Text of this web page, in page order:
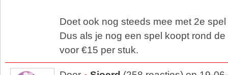
Doet ook nog steeds mee met 2e
Dus als je nog een spel koopt rond
voor €15 per stuk.